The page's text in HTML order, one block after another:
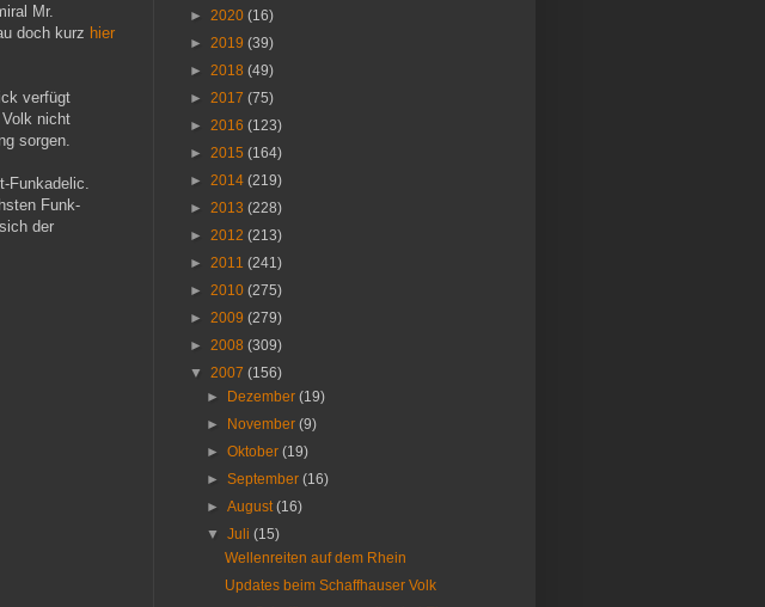
Mr.
doch kurz hier
verfügt
nicht
sorgen.
Funkadelic.
Funk-
der
► 2020 (16)
► 2019 (39)
► 2018 (49)
► 2017 (75)
► 2016 (123)
► 2015 (164)
► 2014 (219)
► 2013 (228)
► 2012 (213)
► 2011 (241)
► 2010 (275)
► 2009 (279)
► 2008 (309)
▼ 2007 (156)
►
Dezember(19)
►
November(9)
►Oktober(19)
►September(16)
►August(16)
▼Juli(15)
Wellenreiten auf dem Rhein
Updates beim Schaffhauser Volk